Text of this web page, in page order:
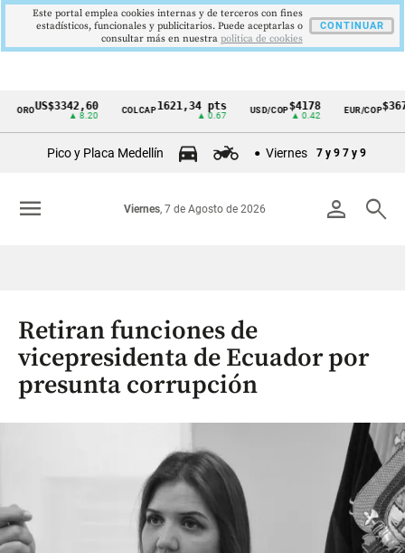
Cintillo
Colombia
OROUS$3342,60
▲ 8.20
COLCAP1621,34 pts
▲ 0.67
USD/COP$4178
▲ 0.42
EUR/COP$3672
Pico y Placa Medellín Viernes 7 y 9 7 y 9
person search
Viernes, 7 de Agosto de 2026
menu
Retiran funciones de
vicepresidenta de Ecuador por
presunta corrupción
Este portal emplea cookies internas y de terceros con fines
estadísticos, funcionales y publicitarios. Puede aceptarlas o
consultar más en nuestra politica de cookies
CONTINUAR